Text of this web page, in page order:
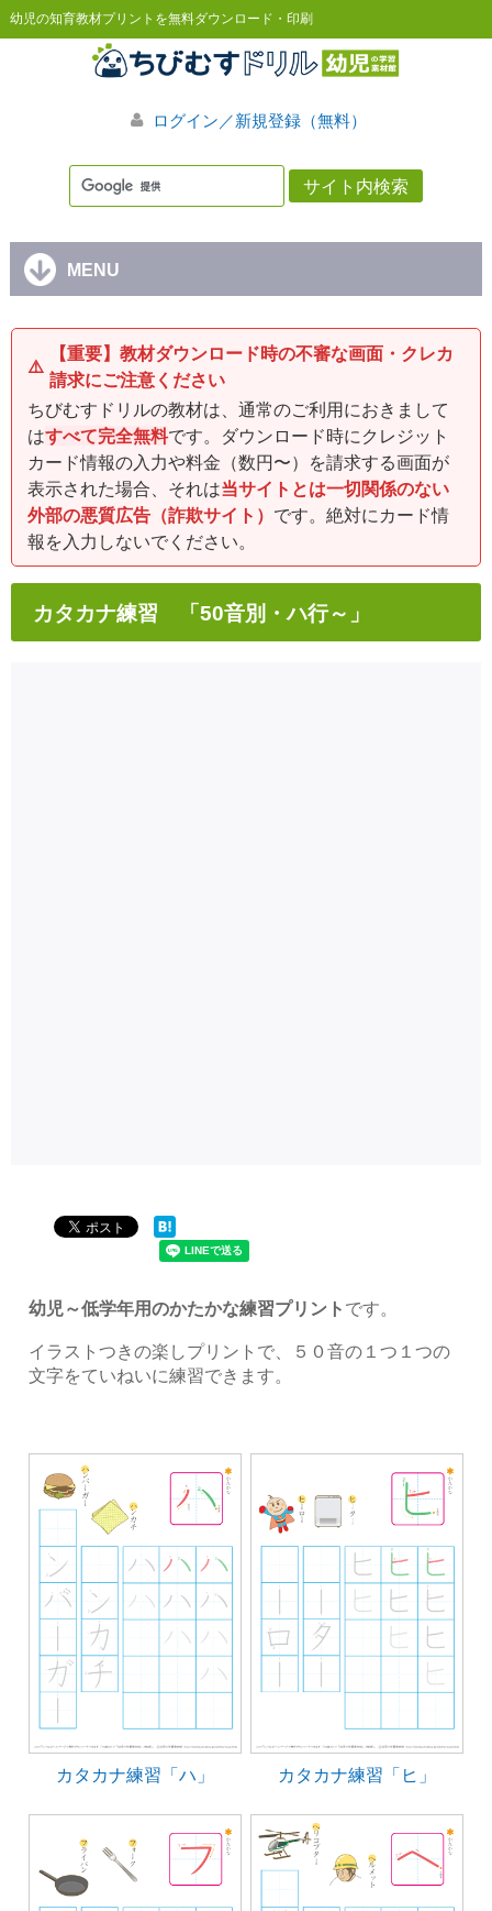
幼児の知育教材プリントを無料ダウンロード・印刷
ログイン／新規登録（無料）
MENU
⚠️
【重要】教材ダウンロード時の不審な画面・クレカ
請求にご注意ください
ちびむすドリルの教材は、通常のご利用におきまして
はすべて完全無料です。ダウンロード時にクレジット
カード情報の入力や料金（数円〜）を請求する画面が
表示された場合、それは当サイトとは一切関係のない
外部の悪質広告（詐欺サイト） です。絶対にカード情
報を入力しないでください。
カタカナ練習 「50音別・ハ行～」
幼児～低学年用のかたかな練習プリント です。
イラストつきの楽しプリントで、５０音の１つ１つの
文字をていねいに練習できます。
カタカナ練習「ハ」 カタカナ練習「ヒ」